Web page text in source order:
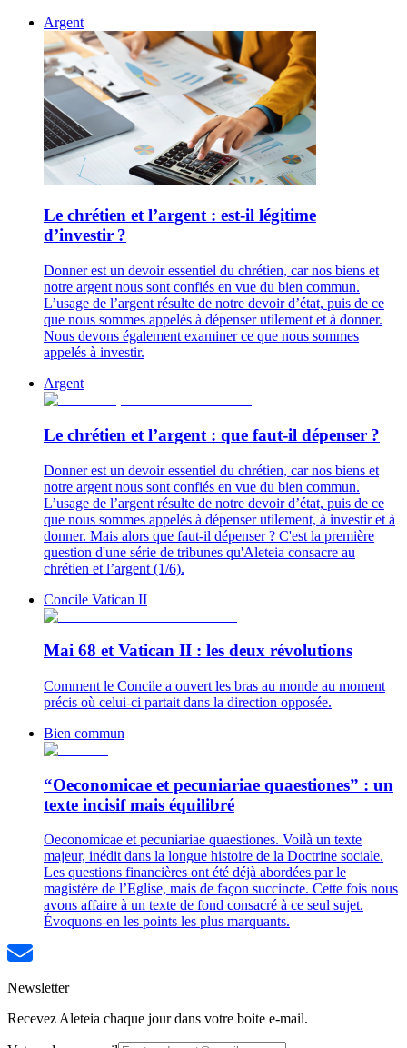
Argent
Le chrétien et l’argent : est-il légitime
d’investir ?
Donner est un devoir essentiel du chrétien, car nos biens et
notre argent nous sont confiés en vue du bien commun.
L’usage de l’argent résulte de notre devoir d’état, puis de ce
que nous sommes appelés à dépenser utilement et à donner.
Nous devons également examiner ce que nous sommes
appelés à investir.
Argent
Le chrétien et l’argent : que faut-il dépenser ?
Donner est un devoir essentiel du chrétien, car nos biens et
notre argent nous sont confiés en vue du bien commun.
L’usage de l’argent résulte de notre devoir d’état, puis de ce
que nous sommes appelés à dépenser utilement, à investir et à
donner. Mais alors que faut-il dépenser ? C'est la première
question d'une série de tribunes qu'Aleteia consacre au
chrétien et l’argent (1/6).
Concile Vatican II
Mai 68 et Vatican II : les deux révolutions
Comment le Concile a ouvert les bras au monde au moment
précis où celui-ci partait dans la direction opposée.
Bien commun
“Oeconomicae et pecuniariae quaestiones” : un
texte incisif mais équilibré
Oeconomicae et pecuniariae quaestiones. Voilà un texte
majeur, inédit dans la longue histoire de la Doctrine sociale.
Les questions financières ont été déjà abordées par le
magistère de l’Eglise, mais de façon succincte. Cette fois nous
avons affaire à un texte de fond consacré à ce seul sujet.
Évoquons-en les points les plus marquants.
Newsletter
Recevez Aleteia chaque jour dans votre boite e-mail.